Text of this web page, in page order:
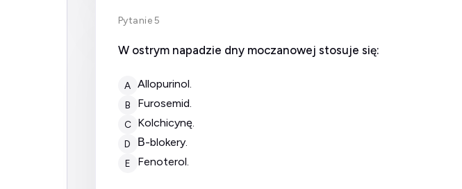
Pytanie 5
W ostrym napadzie dny moczanowej stosuje się:
A allopurinol.
B furosemid.
C kolchicynę.
D β-blokery.
E fenoterol.